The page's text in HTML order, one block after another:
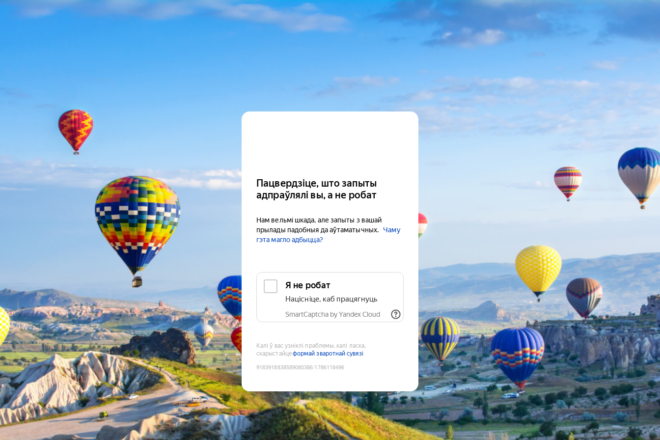
Пацвердзіце, што запыты
адпраўлялі вы, а не робат
Нам вельмі шкада, але запыты з вашай
прылады падобныя да аўтаматычных.
Чаму
гэта магло адбыцца?
Я не робат
Націсніце, каб працягнуць
SmartCaptcha by Yandex Cloud
Калі ў вас узніклі праблемы, калі ласка,
скарыстайцеформай зваротнай сувязі
9183918838589080386:1786118496